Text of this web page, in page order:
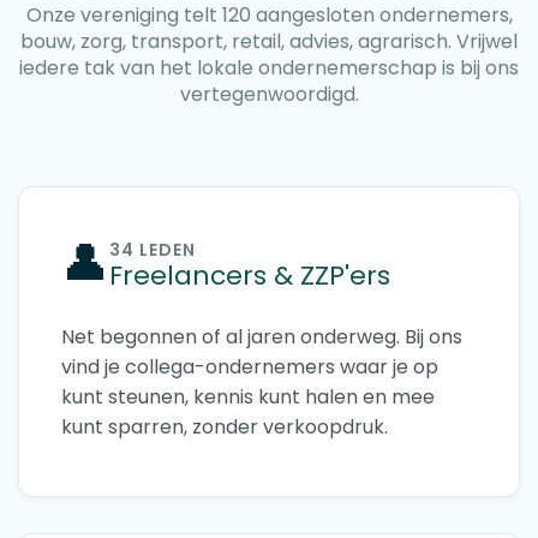
Onze vereniging telt 120 aangesloten ondernemers,
bouw, zorg, transport, retail, advies, agrarisch. Vrijwel
iedere tak van het lokale ondernemerschap is bij ons
vertegenwoordigd.
👤 34 LEDEN
Freelancers & ZZP'ers
Net begonnen of al jaren onderweg. Bij ons
vind je collega-ondernemers waar je op
kunt steunen, kennis kunt halen en mee
kunt sparren, zonder verkoopdruk.